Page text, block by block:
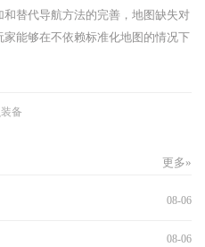
替代导航方法的完善，地图缺失对
能够在不依赖标准化地图的情况下
备
更多»
08-06
08-06